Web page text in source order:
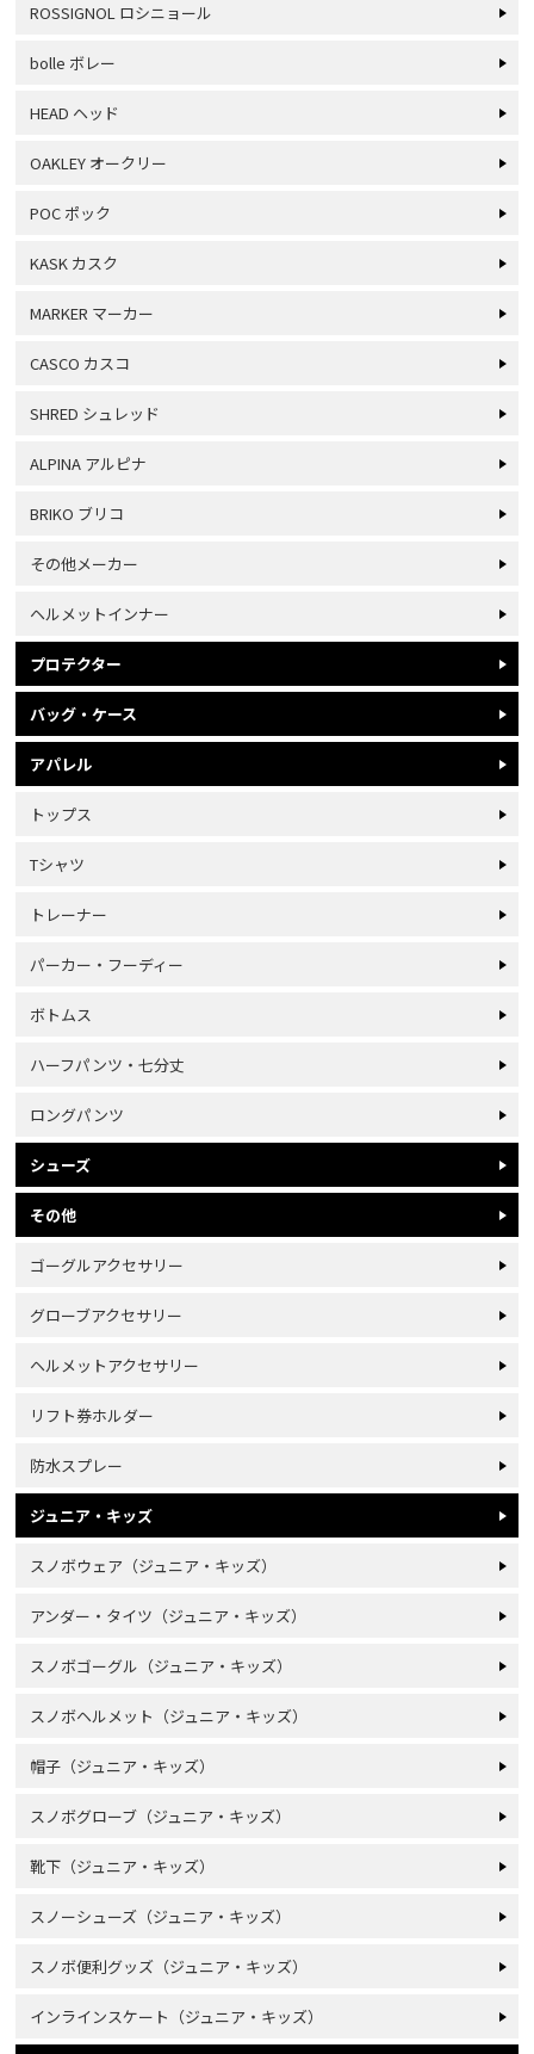
ROSSIGNOL ロシニョール
bolle ボレー
HEAD ヘッド
OAKLEY オークリー
POC ポック
KASK カスク
MARKER マーカー
CASCO カスコ
SHRED シュレッド
ALPINA アルピナ
BRIKO ブリコ
その他メーカー
ヘルメットインナー
プロテクター
バッグ・ケース
アパレル
トップス
Tシャツ
トレーナー
パーカー・フーディー
ボトムス
ハーフパンツ・七分丈
ロングパンツ
シューズ
その他
ゴーグルアクセサリー
グローブアクセサリー
ヘルメットアクセサリー
リフト券ホルダー
防水スプレー
ジュニア・キッズ
スノボウェア（ジュニア・キッズ）
アンダー・タイツ（ジュニア・キッズ）
スノボゴーグル（ジュニア・キッズ）
スノボヘルメット（ジュニア・キッズ）
帽子（ジュニア・キッズ）
スノボグローブ（ジュニア・キッズ）
靴下（ジュニア・キッズ）
スノーシューズ（ジュニア・キッズ）
スノボ便利グッズ（ジュニア・キッズ）
インラインスケート（ジュニア・キッズ）